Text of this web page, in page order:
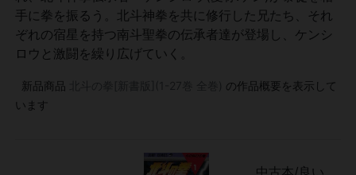
手に拳を振るう。北斗神拳を共に修行した兄たち、それ
ぞれの宿星を持つ南斗聖拳の伝承者達が登場し、ケンシ
ロウと激闘を繰り広げていく。
新品商品
の作品概要を表示して
います
中古本/良い